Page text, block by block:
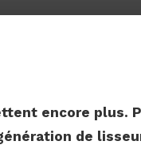
encore plus.
de